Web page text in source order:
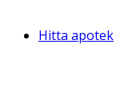
Hitta apotek